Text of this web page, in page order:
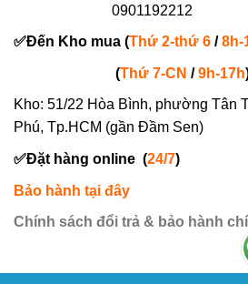
0901192212
✅Đến Kho mua (Thứ 2-thứ 6 /8h-
(Thứ 7-CN /9h-17h
Kho: 51/22 Hòa Bình, phường Tân
Phú, Tp.HCM (gần Đầm Sen)
✅Đặt hàng online (24/7)
Bảo hành tại đây
Chính sách đổi trả & bảo hành